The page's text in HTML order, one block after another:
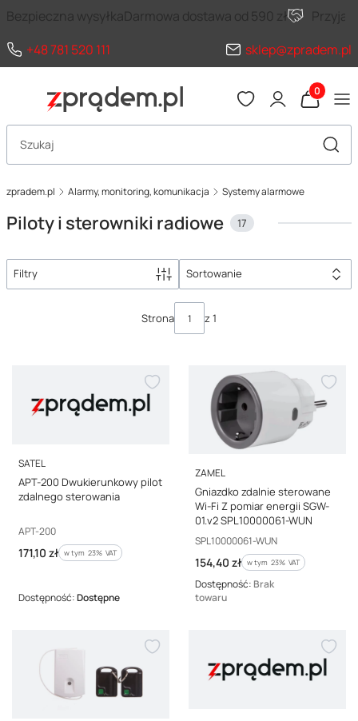
Bezpieczna wysyłkaDarmowa dostawa od 590 zł
+48 781 520 111
sklep@zpradem.pl
Produkty
Otwórz wyszukiwarkę
zpradem.pl Alarmy, monitoring, komunikacja Systemy alarmowe
Piloty i sterowniki radiowe 17
Filtry Sortowanie
Strona z 1
PRODUCENT
SATEL
APT-200 Dwukierunkowy pilot
zdalnego sterowania
Kod producenta
APT-200
Cena brutto
171,10 zł w tym %s VAT
w tym 23% VAT
Dostępność:Dostępne
PRODUCENT
ZAMEL
Gniazdko zdalnie sterowane
Wi-Fi Z pomiar energii SGW-
01.v2 SPL10000061-WUN
Kod producenta
SPL10000061-WUN
Cena brutto
154,40 zł w tym %s VAT
w tym 23% VAT
Dostępność: Brak
towaru